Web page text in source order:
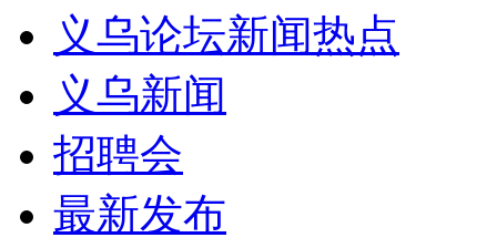
义乌论坛新闻热点
义乌新闻
招聘会
最新发布